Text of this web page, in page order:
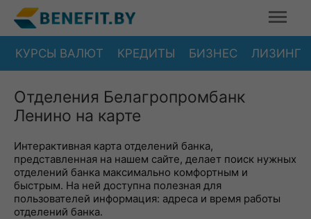
КУРСЫ ВАЛЮТ КРЕДИТЫ БИЗНЕС ЛИЗИНГ
Отделения Белагропромбанк
Ленино на карте
Интерактивная карта отделений банка,
представленная на нашем сайте, делает поиск нужных
отделений банка максимально комфортным и
быстрым. На ней доступна полезная для
пользователей информация: адреса и время работы
отделений банка.